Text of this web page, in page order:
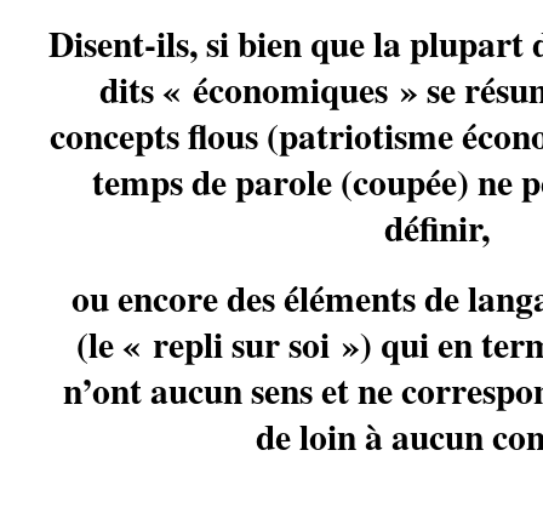
Disent-ils, si bien que la plupart
dits « économiques » se
concepts flous (patriotisme
temps de parole (coupée) ne
définir,
ou encore des éléments de
(le « repli sur soi ») qui en
n’ont aucun sens et ne
de loin à aucun